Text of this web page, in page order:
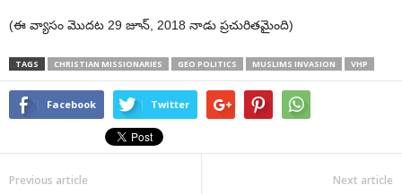
(ఈ వ్యాసం మొదట 29 జూన్, 2018 నాడు ప్రచురితమైంది)
TAGS CHRISTIAN MISSIONARIES GEO POLITICS MUSLIMS INVASION VHP
Facebook Twitter
Previous article Next article